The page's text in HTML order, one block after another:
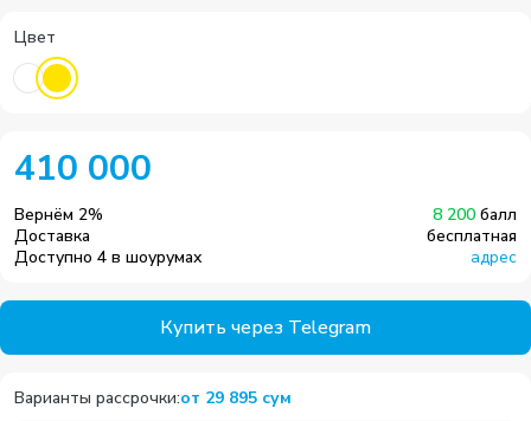
410 000
Вернём 2% 8 200 балл
Доставка
бесплатная
Доступно 4 в шоурумах
адрес
Купить через Telegram
Цвет
Варианты рассрочки:от 29 895 сум